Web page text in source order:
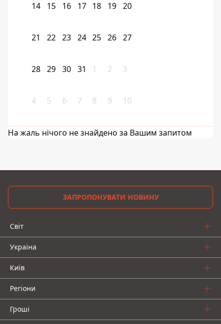
14 15 16 17 18 19 20
21 22 23 24 25 26 27
28 29 30 31 1 2 3
4 5 6 7 8 9 10
На жаль нічого не знайдено за Вашим запитом
ЗАПРОПОНУВАТИ НОВИНУ
Світ
Україна
Київ
Регіони
Гроші